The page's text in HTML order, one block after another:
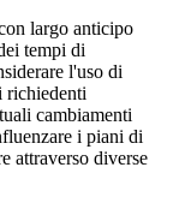
largo anticipo
tempi di
l'uso di
richiedenti
cambiamenti
i piani di
attraverso diverse